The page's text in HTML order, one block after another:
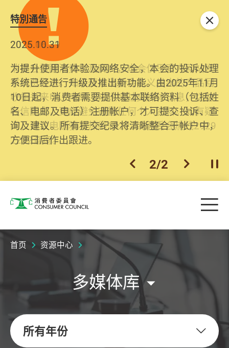
特別通告
2026.06.29
消委会提醒消费者及商户，本会仅于官方网站发
布消费警示。如接获以消委会名义发出的产品回
收相关来电、电邮、短讯或社交媒体讯息，切勿
轻信回应，更应避免透露任何个人资料。如有疑
问，请致电防骗易热线18222或消委会热线2929
2222查询。
2025.10.31
为提升使用者体验及网络安全，本会的投诉处理
系统已经进行升级及推出新功能。由2025年11月
10日起，消费者需要提供基本联络资料（包括姓
名、电邮及电话）注册帐户，才可提交投诉、查
询及建议。所有提交纪录将清晰整合于帐户中，
方便日后作出跟进。
上一个
2/2 下一个开
关闭
消费者委员会 目
首页 资源中心
多媒体库
所有年份